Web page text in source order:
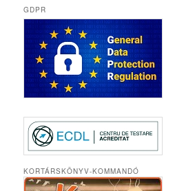
GDPR
KORTÁRSKÖNYV-KOMMANDÓ